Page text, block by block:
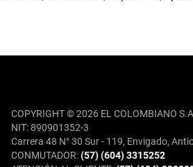
COPYRIGHT © 2026 EL COLOMBIANO
NIT: 890901352-3
Carrera 48 N° 30 Sur - 119, Envigado,
CONMUTADOR:(57) (604) 3315252